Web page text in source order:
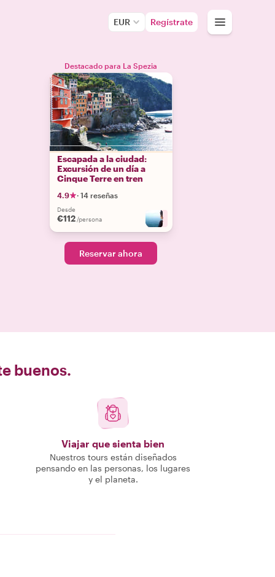
EUR Regístrate
Destacado para La Spezia
Escapada a la ciudad:
Excursión de un día a
Cinque Terre en tren
4.9 · 14 reseñas
Desde
€112 /persona +2
Reservar ahora
buenos.
Viajar que sienta bien
Nuestros tours están diseñados
pensando en las personas, los lugares
y el planeta.